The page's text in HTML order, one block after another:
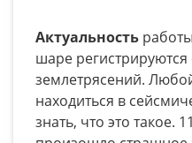
Актуальность
шаре регистрируются
землетрясений.
находиться в
знать, что это такое.